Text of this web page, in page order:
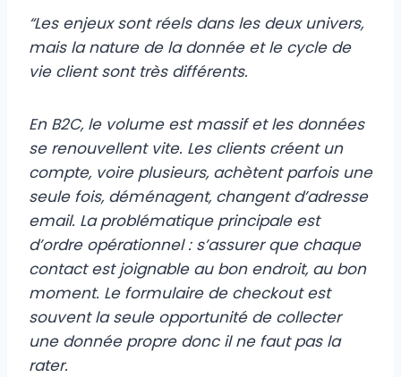
“Les enjeux sont réels dans les deux univers,
mais la nature de la donnée et le cycle de
vie client sont très différents.
En B2C, le volume est massif et les données
se renouvellent vite. Les clients créent un
compte, voire plusieurs, achètent parfois une
seule fois, déménagent, changent d’adresse
email. La problématique principale est
d’ordre opérationnel : s’assurer que chaque
contact est joignable au bon endroit, au bon
moment. Le formulaire de checkout est
souvent la seule opportunité de collecter
une donnée propre donc il ne faut pas la
rater.